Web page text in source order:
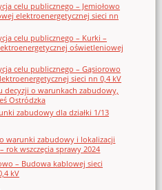
celu publicznego – Jemiołowo
elektroenergetycznej sieci nn
celu publicznego – Kurki –
oświetleniowej
celu publicznego – Gąsiorowo
sieci nn 0,4 kV
decyzji o warunkach zabudowy,
Ostródzka
zabudowy dla działki 1/13
warunki zabudowy i lokalizacji
rok wszczęcia sprawy 2024
– Budowa kablowej sieci
kV